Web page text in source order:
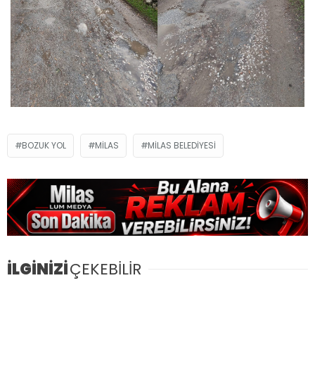
BOZUK YOL MILAS MILAS BELEDIYESI
İLGİNİZİÇEKEBİLİR